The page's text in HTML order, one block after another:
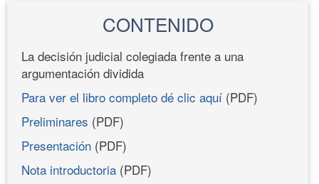
CONTENIDO
La decisión judicial colegiada frente a una
argumentación dividida
Para ver el libro completo dé clic aquí (PDF)
Preliminares (PDF)
Presentación (PDF)
Nota introductoria (PDF)